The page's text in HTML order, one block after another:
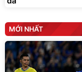
MỚI NHẤT